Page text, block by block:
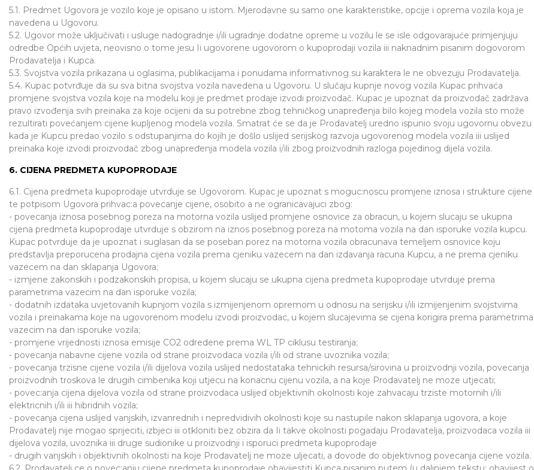
5.1. Predmet Ugovora je vozilo koje je opisano u istom. Mjerodavne su samo one karakteristike, opcije i oprema vozila koja je
navedena u Ugovoru.
5.2. Ugovor može uključivati i usluge nadogradnje i/ili ugradnje dodatne opreme u vozilu le se isle odgovarajuće primjenjuju
odredbe Općih uvjeta, neovisno o tome jesu Ii ugovorene ugovorom o kupoprodaji vozila iii naknadnim pisanim dogovorom
Prodavatelja i Kupca.
5.3. Svojstva vozila prikazana u oglasima, publikacijama i ponudama informativnog su karaktera le ne obvezuju Prodavatelja.
5.4. Kupac potvrđuje da su sva bitna svojstva vozila navedena u Ugovoru. U slučaju kupnje novog vozila Kupac prihvaća
promjene svojstva vozila koje na modelu koji je predmet prodaje izvodi proizvodač. Kupac je upoznat da proizvodač zadržava
pravo izvođenja svih preinaka za koje ocijeni da su potrebne zbog tehničkog unapređenja bilo kojeg modela vozila sto može
rezultirati povećanjem cijene kupljenog modela vozila. Smatrat će se da je Prodavatelj uredno ispunio svoju ugovornu obvezu
kada je Kupcu predao vozilo s odstupanjima do kojih je došlo uslijed serijskog razvoja ugovorenog modela vozila iii uslijed
preinaka koje izvodi proizvodač zbog unapređenja modela vozila i/ili zbog proizvodnih razloga pojedinog dijela vozila.
6. CIJENA PREDMETA KUPOPRODAJE
6.1. Cijena predmeta kupoprodaje utvrduje se Ugovorom. Kupac je upoznat s moguc:noscu promjene iznosa i strukture cijene
te potpisom Ugovora prihvac:a povecanje cijene, osobito a ne ogranicavajuci zbog:
- povecanja iznosa posebnog poreza na motorna vozila uslijed promjene osnovice za obracun, u kojem slucaju se ukupna
cijena predmeta kupoprodaje utvrduje s obzirom na iznos posebnog poreza na motoma vozila na dan isporuke vozila kupcu.
Kupac potvrduje da je upoznat i suglasan da se poseban porez na motorna vozila obracunava temeljem osnovice koju
predstavlja preporucena prodajna cijena vozila prema cjeniku vazecem na dan izdavanja racuna Kupcu, a ne prema cjeniku
vazecem na dan sklapanja Ugovora;
- izmjene zakonskih i podzakonskih propisa, u kojem slucaju se ukupna cijena predmeta kupoprodaje utvrduje prema
parametrima vazecim na dan isporuke vozila;
- dodatnih izdataka uvjetovanih kupnjom vozila s izmijenjenom opremom u odnosu na serijsku i/ili izmijenjenim svojstvima
vozila i preinakama koje na ugovorenom modelu izvodi proizvodac, u kojem slucajevima se cijena korigira prema parametrima
vazecim na dan isporuke vozila;
- promjene vrijednosti iznosa emisije CO2 odredene prema WL TP ciklusu testiranja;
- povecanja nabavne cijene vozila od strane proizvodaca vozila i/ili od strane uvoznika vozila;
- povecanja trzisne cijene vozila i/ili dijelova vozila uslijed nedostataka tehnickih resursa/sirovina u proizvodnji vozila, povecanja
proizvodnih troskova le drugih cimbenika koji utjecu na konacnu cijenu vozila, a na koje Prodavatelj ne moze utjecati;
- povec:anja cijena dijelova vozila od strane proizvodaca uslijed objektivnih okolnosti koje zahvacaju trziste motornih i/ili
elektricnih i/ili iii hibridnih vozila;
- povecanja cijena uslijed vanjskih, izvanrednih i nepredvidivih okolnosti koje su nastupile nakon sklapanja ugovora, a koje
Prodavatelj nije mogao sprijeciti, izbjeci iii otkloniti bez obzira da Ii takve okolnosti pogadaju Prodavatelja, proizvodaca vozila iii
dijelova vozila, uvoznika iii druge sudionike u proizvodnji i isporuci predmeta kupoprodaje
- drugih vanjskih i objektivnih okolnosti na koje Prodavatelj ne moze uljecati, a dovode do objektivnog povecanja cijene vozila.